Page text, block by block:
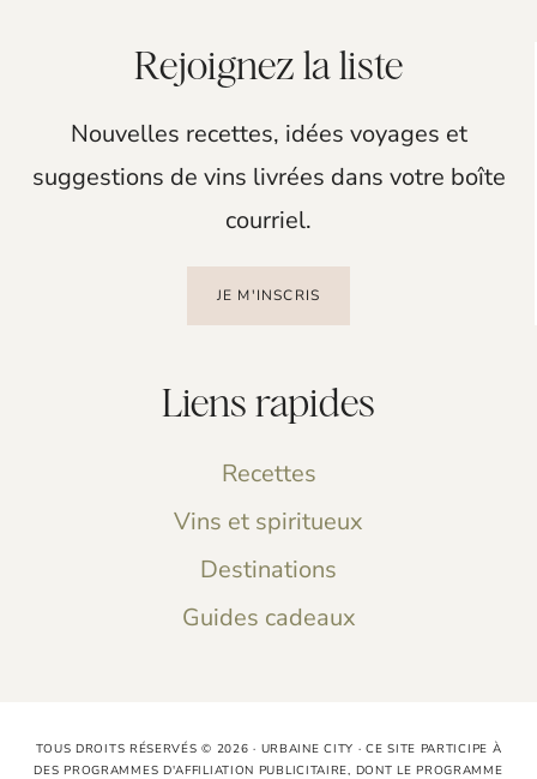
Rejoignez la liste
Nouvelles recettes, idées voyages et
suggestions de vins livrées dans votre boîte
courriel.
JE M'INSCRIS
Liens rapides
Recettes
Vins et spiritueux
Destinations
Guides cadeaux
TOUS DROITS RÉSERVÉS © 2026 · URBAINE CITY · CE SITE PARTICIPE À
DES PROGRAMMES D'AFFILIATION PUBLICITAIRE, DONT LE PROGRAMME